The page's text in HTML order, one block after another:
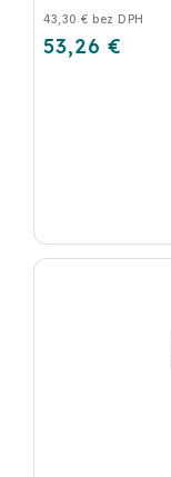
43,30 € bez DPH
53,26 €